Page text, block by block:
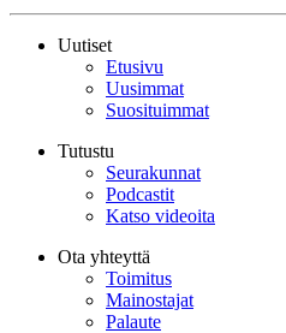
Uutiset
Etusivu
Uusimmat
Suosituimmat
Tutustu
Seurakunnat
Podcastit
Katso videoita
Ota yhteyttä
Toimitus
Mainostajat
Palaute